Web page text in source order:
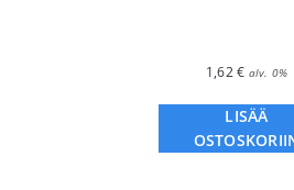
1,62€ alv. 0%
LISÄÄ